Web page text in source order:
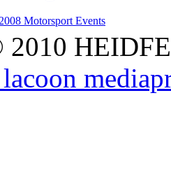
Motorsport Events